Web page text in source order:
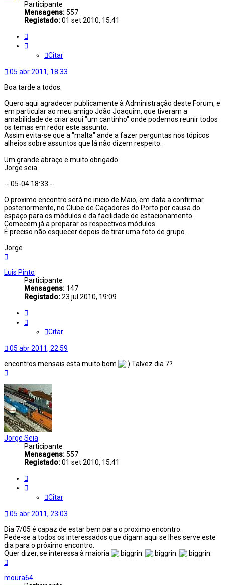
Participante
Mensagens:557
Registado:01 set 2010, 15:41
Citar
05 abr 2011, 18:33
Boa tarde a todos.
Quero aqui agradecer publicamente à Administração deste Forum, e
em particular ao meu amigo João Joaquim, que tiveram a
amabilidade de criar aqui "um cantinho" onde podemos reunir todos
os temas em redor este assunto.
Assim evita-se que a "malta" ande a fazer perguntas nos tópicos
alheios sobre assuntos que lá não dizem respeito.
Um grande abraço e muito obrigado
Jorge seia
-- 05-04 18:33 --
O proximo encontro será no inicio de Maio, em data a confirmar
posteriormente, no Clube de Caçadores do Porto por causa do
espaço para os módulos e da facilidade de estacionamento.
Comecem já a preparar os respectivos módulos.
É preciso não esquecer depois de tirar uma foto de grupo.
Jorge
Luis Pinto
Participante
Mensagens: 147
Registado:23 jul 2010, 19:09
Citar
05 abr 2011, 22:59
encontros mensais esta muito bom
Talvez dia 7?
Jorge Seia
Participante
Mensagens:557
Registado:01 set 2010, 15:41
Citar
05 abr 2011, 23:03
Dia 7/05 é capaz de estar bem para o proximo encontro.
Pede-se a todos os interessados que digam aqui se lhes serve este
dia para o próximo encontro.
Quer dizer, se interessa à maioria
moura64